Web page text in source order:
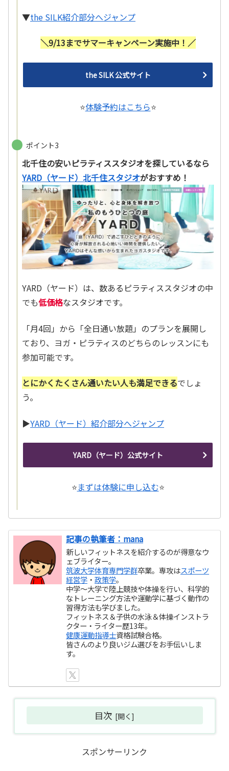
▼the SILK紹介部分へジャンプ
＼9/13までサマーキャンペーン実施中！ ／
the SILK 公式サイト
⭐体験予約はこちら⭐
ポイント3
北千住の安いピラティススタジオを探しているなら
YARD（ヤード）北千住スタジオがおすすめ！
YARD（ヤード）は、数あるピラティススタジオの中
でも低価格なスタジオです。
「月4回」から「全日通い放題」のプランを展開し
ており、ヨガ・ピラティスのどちらのレッスンにも
参加可能です。
とにかくたくさん通いたい人も満足できるでしょ
う。
▶YARD（ヤード）紹介部分へジャンプ
YARD（ヤード）公式サイト
⭐まずは体験に申し込む⭐
記事の執筆者：mana
新しいフィットネスを紹介するのが得意なウ
ェブライター。
筑波大学体育専門学群卒業。専攻はスポーツ
経営学 ・政策学。
中学～大学で陸上競技や体操を行い、科学的
なトレーニング方法や運動学に基づく動作の
習得方法も学びました。
フィットネス＆子供の水泳＆体操インストラ
クター・ライター歴13年。
健康運動指導士資格試験合格。
皆さんのより良いジム選びをお手伝いしま
す。
目次
スポンサーリンク